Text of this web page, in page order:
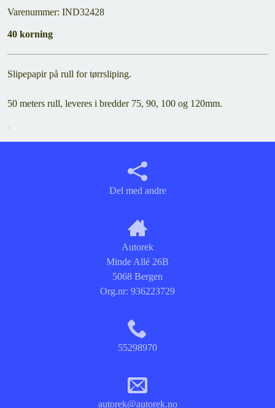
Varenummer: IND32428
40 korning
Slipepapir på rull for tørrsliping.
50 meters rull, leveres i bredder 75, 90, 100 og 120mm.
Del med andre
Autorek
Minde Allé 26B
5068 Bergen
Org.nr: 936223729
55298970
autorek@autorek.no